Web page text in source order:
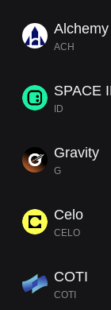
ACH
SPACE
ID
Gravity
G
Celo
CELO
COTI
COTI